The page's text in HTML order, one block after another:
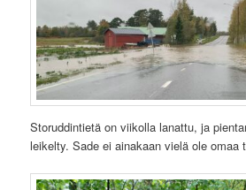
Storuddintietä on viikolla lanattu, ja
leikelty. Sade ei ainakaan vielä ole omaa